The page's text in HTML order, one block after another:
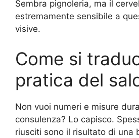
Sembra pignoleria, ma il
estremamente sensibile a
visive.
Come si
pratica del
Non vuoi numeri e misure
consulenza? Lo capisco.
riusciti sono il risultato di una